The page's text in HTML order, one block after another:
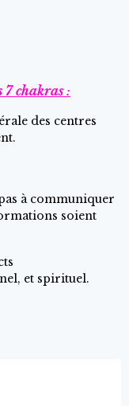
7 chakras :
des centres
à communiquer
soient
et spirituel.